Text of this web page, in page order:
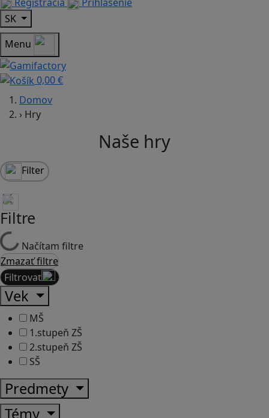
SK
Menu
0,00 €
Domov
› Hry
Naše hry
Filter
Filtre
Načítam filtre
Zmazať filtre
Filtrovať
Vek
MŠ
1.stupeň ZŠ
2.stupeň ZŠ
SŠ
Predmety
Témy